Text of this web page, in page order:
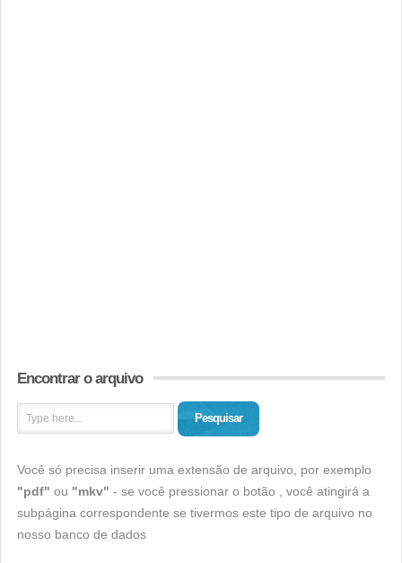
Encontrar o arquivo
Pesquisar
Você só precisa inserir uma extensão de arquivo, por exemplo
"pdf" ou "mkv" - se você pressionar o botão , você atingirá a
subpágina correspondente se tivermos este tipo de arquivo no
nosso banco de dados